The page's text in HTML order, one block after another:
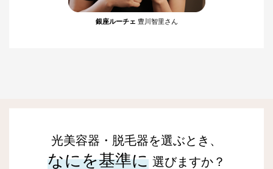
銀座ルーチェ 豊川智里さん
光美容器・脱毛器を選ぶとき、
なにを基準に 選びますか？